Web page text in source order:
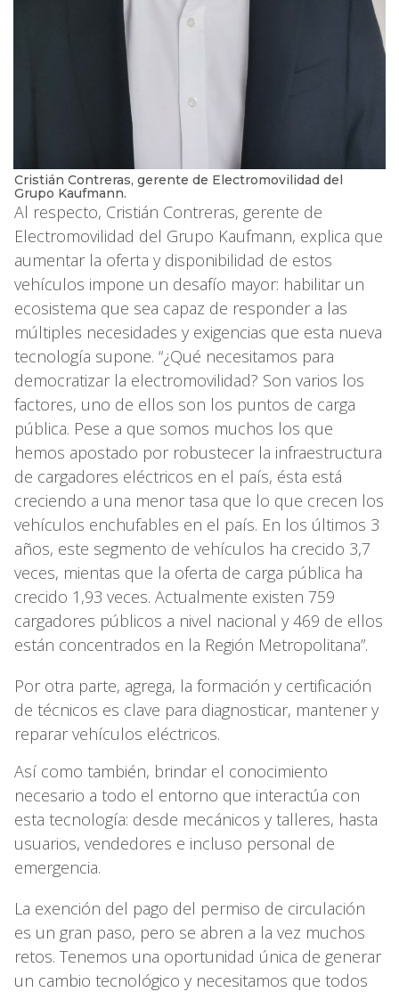
Cristián Contreras, gerente de Electromovilidad del
Grupo Kaufmann.
Al respecto, Cristián Contreras, gerente de
Electromovilidad del Grupo Kaufmann, explica que
aumentar la oferta y disponibilidad de estos
vehículos impone un desafío mayor: habilitar un
ecosistema que sea capaz de responder a las
múltiples necesidades y exigencias que esta nueva
tecnología supone. “¿Qué necesitamos para
democratizar la electromovilidad? Son varios los
factores, uno de ellos son los puntos de carga
pública. Pese a que somos muchos los que
hemos apostado por robustecer la infraestructura
de cargadores eléctricos en el país, ésta está
creciendo a una menor tasa que lo que crecen los
vehículos enchufables en el país. En los últimos 3
años, este segmento de vehículos ha crecido 3,7
veces, mientas que la oferta de carga pública ha
crecido 1,93 veces. Actualmente existen 759
cargadores públicos a nivel nacional y 469 de ellos
están concentrados en la Región Metropolitana”.
Por otra parte, agrega, la formación y certificación
de técnicos es clave para diagnosticar, mantener y
reparar vehículos eléctricos.
Así como también, brindar el conocimiento
necesario a todo el entorno que interactúa con
esta tecnología: desde mecánicos y talleres, hasta
usuarios, vendedores e incluso personal de
emergencia.
La exención del pago del permiso de circulación
es un gran paso, pero se abren a la vez muchos
retos. Tenemos una oportunidad única de generar
un cambio tecnológico y necesitamos que todos